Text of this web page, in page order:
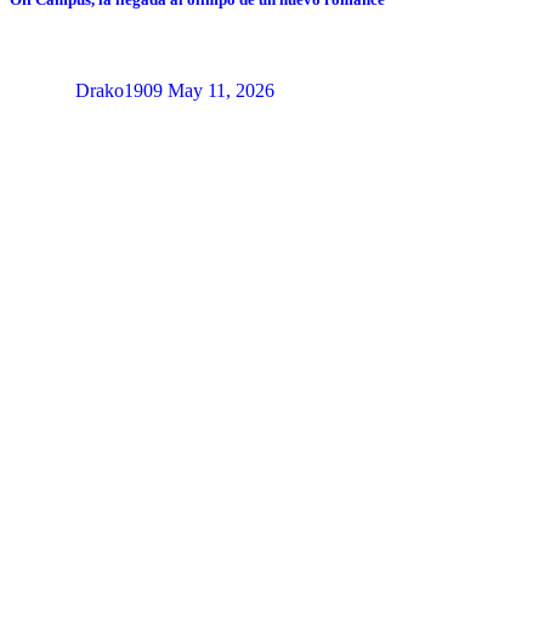
Drako1909 May 11, 2026